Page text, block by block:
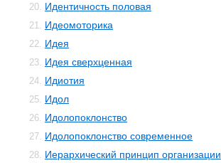
20. Идентичность половая
21. Идеомоторика
22. Идея
23. Идея сверхценная
24. Идиотия
25. Идол
26. Идолопоклонство
27. Идолопоклонство современное
28. Иерархический принцип организации